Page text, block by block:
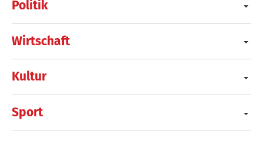
Politik
Wirtschaft
Kultur
Sport